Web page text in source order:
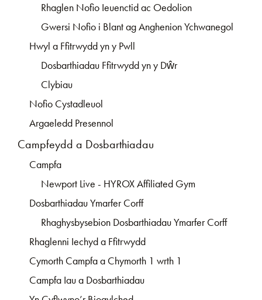
Rhaglen Nofio Ieuenctid ac Oedolion
Gwersi Nofio i Blant ag Anghenion Ychwanegol
Hwyl a Ffitrwydd yn y Pwll
Dosbarthiadau Ffitrwydd yn y Dŵr
Clybiau
Nofio Cystadleuol
Argaeledd Presennol
Campfeydd a Dosbarthiadau
Campfa
Newport Live - HYROX Affiliated Gym
Dosbarthiadau Ymarfer Corff
Rhaghysbysebion Dosbarthiadau Ymarfer Corff
Rhaglenni Iechyd a Ffitrwydd
Cymorth Campfa a Chymorth 1 wrth 1
Campfa Iau a Dosbarthiadau